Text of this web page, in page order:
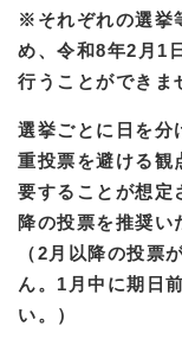
※それぞれの選挙
め、令和8年2月1
行うことができま
選挙ごとに日を分
重投票を避ける観
要することが想定
降の投票を推奨い
（2月以降の投票
ん。1月中に期日
い。）